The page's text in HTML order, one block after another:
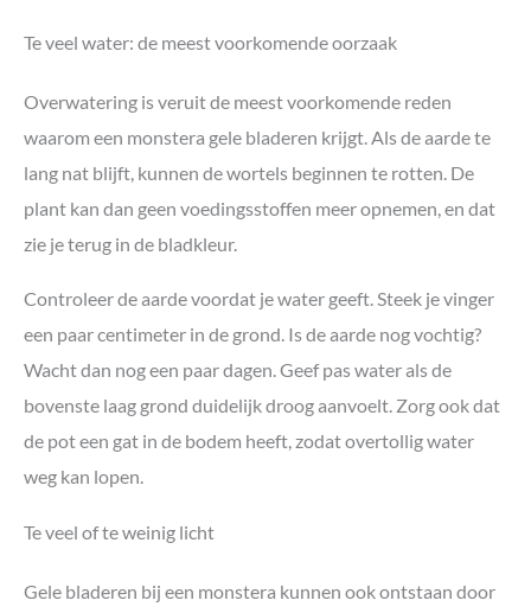
Te veel water: de meest voorkomende oorzaak
Overwatering is veruit de meest voorkomende reden
waarom een monstera gele bladeren krijgt. Als de aarde te
lang nat blijft, kunnen de wortels beginnen te rotten. De
plant kan dan geen voedingsstoffen meer opnemen, en dat
zie je terug in de bladkleur.
Controleer de aarde voordat je water geeft. Steek je vinger
een paar centimeter in de grond. Is de aarde nog vochtig?
Wacht dan nog een paar dagen. Geef pas water als de
bovenste laag grond duidelijk droog aanvoelt. Zorg ook dat
de pot een gat in de bodem heeft, zodat overtollig water
weg kan lopen.
Te veel of te weinig licht
Gele bladeren bij een monstera kunnen ook ontstaan door